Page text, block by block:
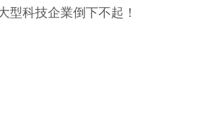
型科技企業倒下不起！